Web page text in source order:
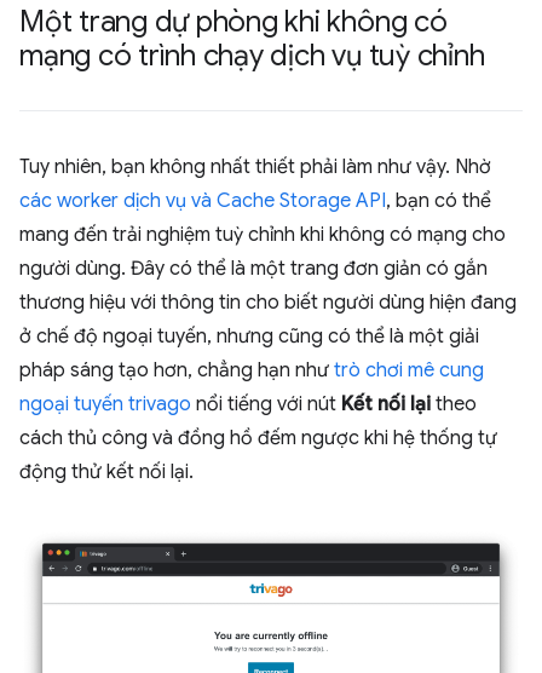
Một trang dự phòng khi không có
mạng có trình chạy dịch vụ tuỳ chỉnh
Tuy nhiên, bạn không nhất thiết phải làm như vậy. Nhờ
các worker dịch vụ và Cache Storage API, bạn có thể
mang đến trải nghiệm tuỳ chỉnh khi không có mạng cho
người dùng. Đây có thể là một trang đơn giản có gắn
thương hiệu với thông tin cho biết người dùng hiện đang
ở chế độ ngoại tuyến, nhưng cũng có thể là một giải
pháp sáng tạo hơn, chẳng hạn như trò chơi mê cung
ngoại tuyến trivago nổi tiếng với nút Kết nối lại theo
cách thủ công và đồng hồ đếm ngược khi hệ thống tự
động thử kết nối lại.